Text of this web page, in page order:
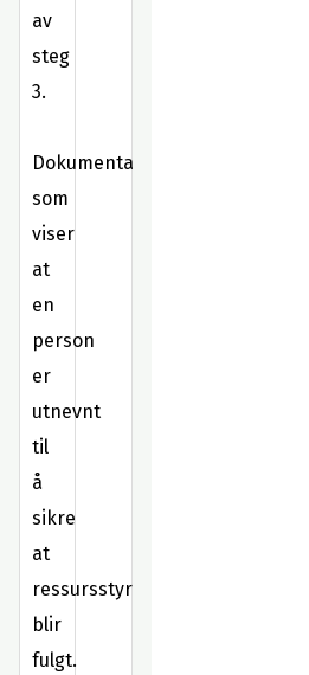
av
steg
3.
Dokumentasjon
som
viser
at
en
person
er
utnevnt
til
å
sikre
at
ressursstyringsplanen
blir
fulgt.